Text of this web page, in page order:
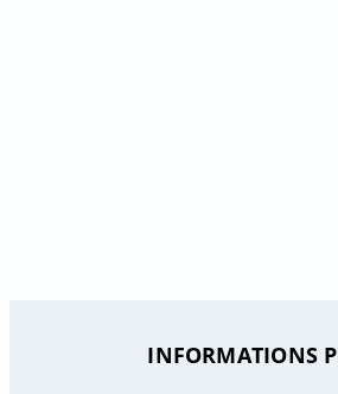
INFORMATIONS